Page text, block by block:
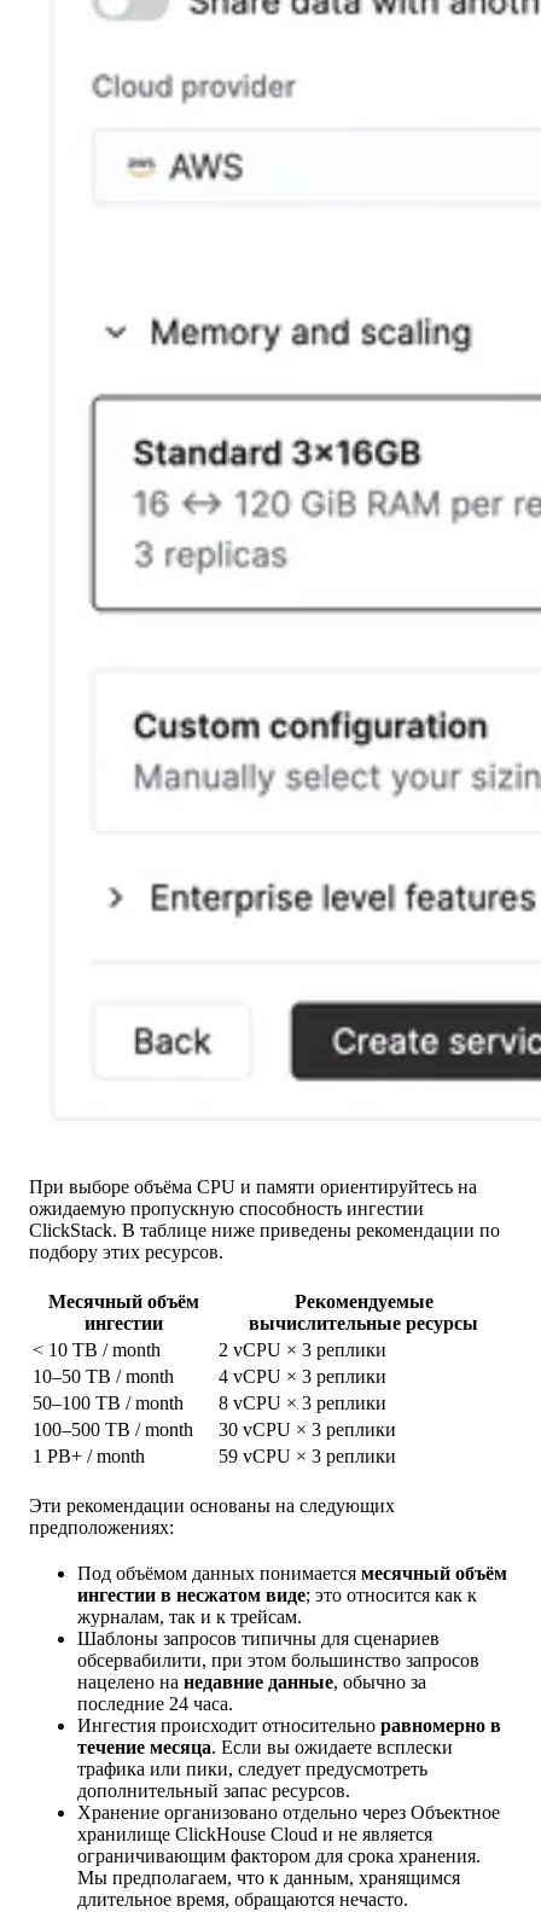
При выборе объёма CPU и памяти ориентируйтесь на
ожидаемую пропускную способность ингестии
ClickStack. В таблице ниже приведены рекомендации по
подбору этих ресурсов.
Месячный объём
ингестии
Рекомендуемые
вычислительные ресурсы
< 10 TB / month
2 vCPU × 3 реплики
10–50 TB / month
4 vCPU × 3 реплики
50–100 TB / month
8 vCPU × 3 реплики
100–500 TB / month
30 vCPU × 3 реплики
1 PB+ / month
59 vCPU × 3 реплики
Эти рекомендации основаны на следующих
предположениях:
Под объёмом данных понимается месячный объём
ингестии в несжатом виде; это относится как к
журналам, так и к трейсам.
Шаблоны запросов типичны для сценариев
обсервабилити, при этом большинство запросов
нацелено на недавние данные, обычно за
последние 24 часа.
Ингестия происходит относительно равномерно в
течение месяца. Если вы ожидаете всплески
трафика или пики, следует предусмотреть
дополнительный запас ресурсов.
Хранение организовано отдельно через Объектное
хранилище ClickHouse Cloud и не является
ограничивающим фактором для срока хранения.
Мы предполагаем, что к данным, хранящимся
длительное время, обращаются нечасто.